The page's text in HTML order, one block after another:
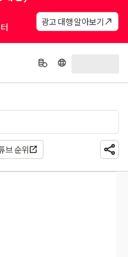
광고 대행 알아보기
브 순위